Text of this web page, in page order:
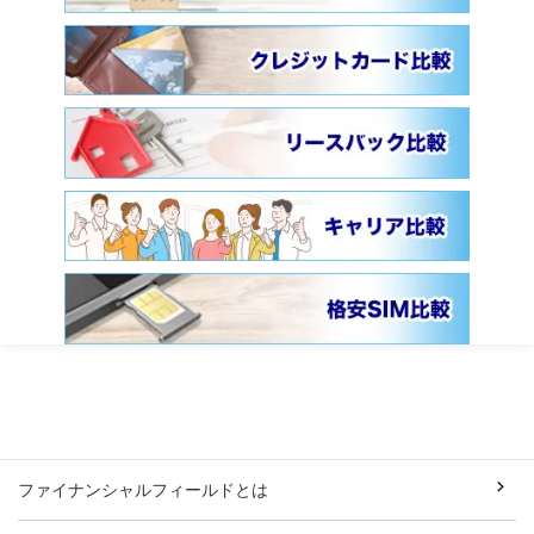
ファイナンシャルフィールドとは